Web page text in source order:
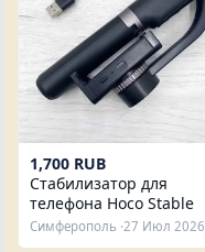
1,700 RUB
Стабилизатор для
телефона Hoco Stable
Shooting K14
Симферополь ·27 Июл 2026